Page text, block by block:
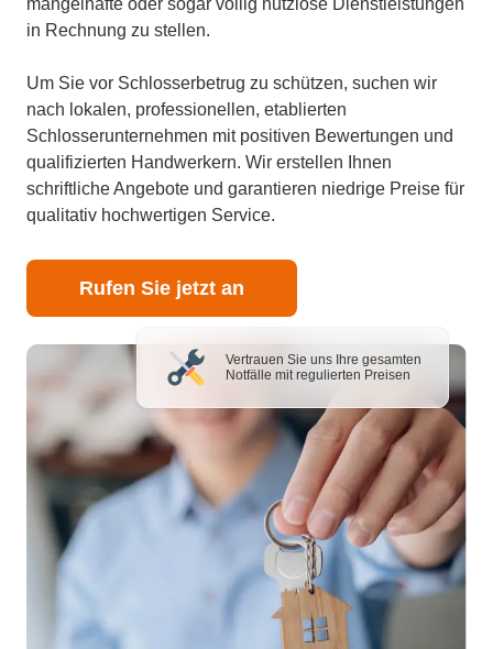
mangelhafte oder sogar völlig nutzlose Dienstleistungen
in Rechnung zu stellen.
Um Sie vor Schlosserbetrug zu schützen, suchen wir
nach lokalen, professionellen, etablierten
Schlosserunternehmen mit positiven Bewertungen und
qualifizierten Handwerkern. Wir erstellen Ihnen
schriftliche Angebote und garantieren niedrige Preise für
qualitativ hochwertigen Service.
Rufen Sie jetzt an
Vertrauen Sie uns Ihre gesamten
Notfälle mit regulierten Preisen